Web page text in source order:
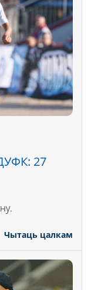
27
Чытаць цалкам